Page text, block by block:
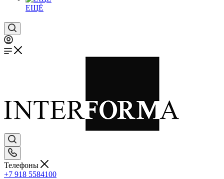
ЕЩЁ
Телефоны
+7 918 5584100